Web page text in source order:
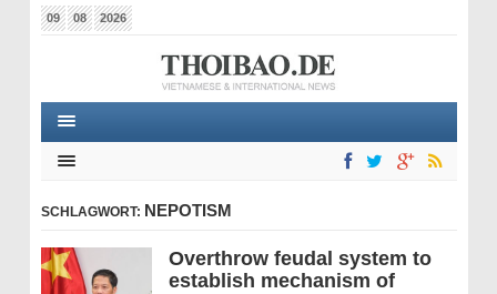
09 08 2026
SCHLAGWORT: NEPOTISM
Overthrow feudal system to
establish mechanism of